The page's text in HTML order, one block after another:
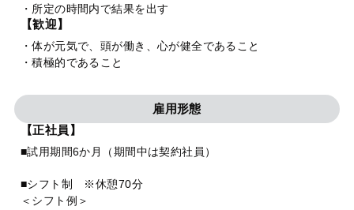
・所定の時間内で結果を出す
【歓迎】
・体が元気で、頭が働き、心が健全であること
・積極的であること
雇用形態
【正社員】
■試用期間6か月（期間中は契約社員）
■シフト制 ※休憩70分
＜シフト例＞